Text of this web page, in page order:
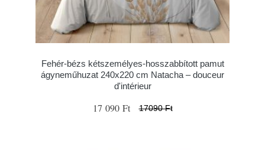
Fehér-bézs kétszemélyes-hosszabbított pamut
ágyneműhuzat 240x220 cm Natacha – douceur
d'intérieur
17 090 Ft 17090 Ft